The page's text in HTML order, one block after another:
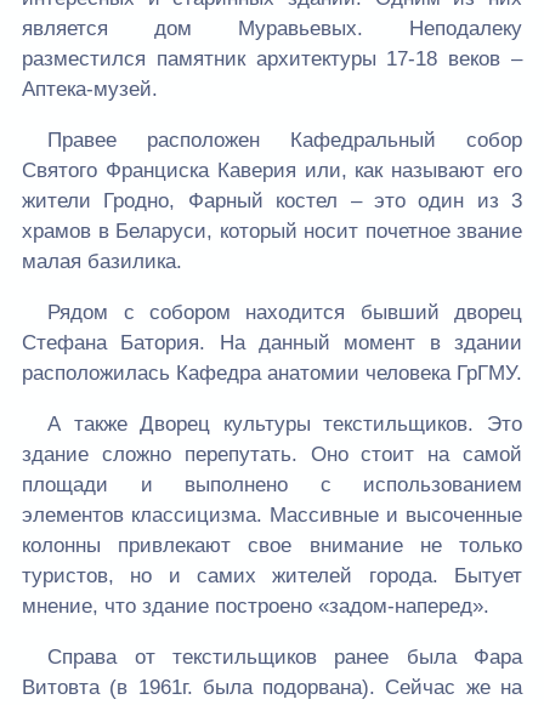
является дом Муравьевых. Неподалеку
разместился памятник архитектуры 17-18 веков –
Аптека-музей.
Правее расположен Кафедральный собор
Святого Франциска Каверия или, как называют его
жители Гродно, Фарный костел – это один из 3
храмов в Беларуси, который носит почетное звание
малая базилика.
Рядом с собором находится бывший дворец
Стефана Батория. На данный момент в здании
расположилась Кафедра анатомии человека ГрГМУ.
А также Дворец культуры текстильщиков. Это
здание сложно перепутать. Оно стоит на самой
площади и выполнено с использованием
элементов классицизма. Массивные и высоченные
колонны привлекают свое внимание не только
туристов, но и самих жителей города. Бытует
мнение, что здание построено «задом-наперед».
Справа от текстильщиков ранее была Фара
Витовта (в 1961г. была подорвана). Сейчас же на